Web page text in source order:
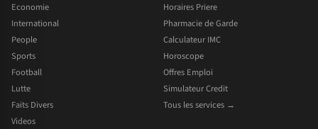
Economie
International
People
Sports
Football
Lutte
Faits Divers
Videos
Horaires Priere
Pharmacie de Garde
Calculateur IMC
Horoscope
Offres Emploi
Simulateur Credit
Tous les services →